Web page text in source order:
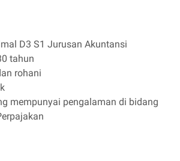
D3 S1 Jurusan Akuntansi
tahun
rohani
mempunyai pengalaman di bidang